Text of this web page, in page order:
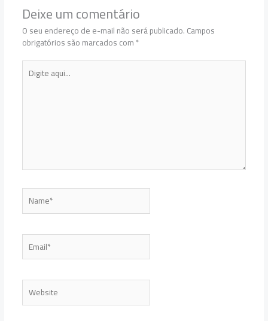
Deixe um comentário
O seu endereço de e-mail não será publicado.Campos
obrigatórios são marcados com*
Digite
aqui...
Name*
Email*
Website